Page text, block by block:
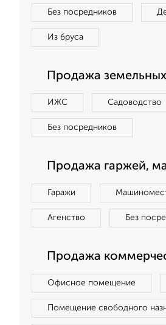
Без посредников
Из бруса
Продажа земельных
ИЖС Садоводство
Без посредников
Продажа гаржей,
Гаражи
Агенство Без
Продажа
Офисное помещение
Помещение свободного